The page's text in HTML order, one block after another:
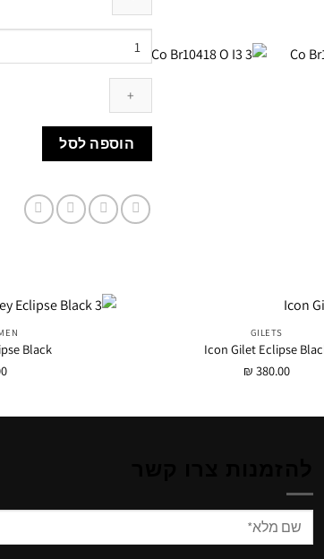
של
Icon
Gravel
Oliveהוספה לסל
GILETS
Icon Gilet Eclipse
₪ 380.00
Black